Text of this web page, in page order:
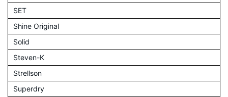
SET
Shine Original
Solid
Steven-K
Strellson
Superdry